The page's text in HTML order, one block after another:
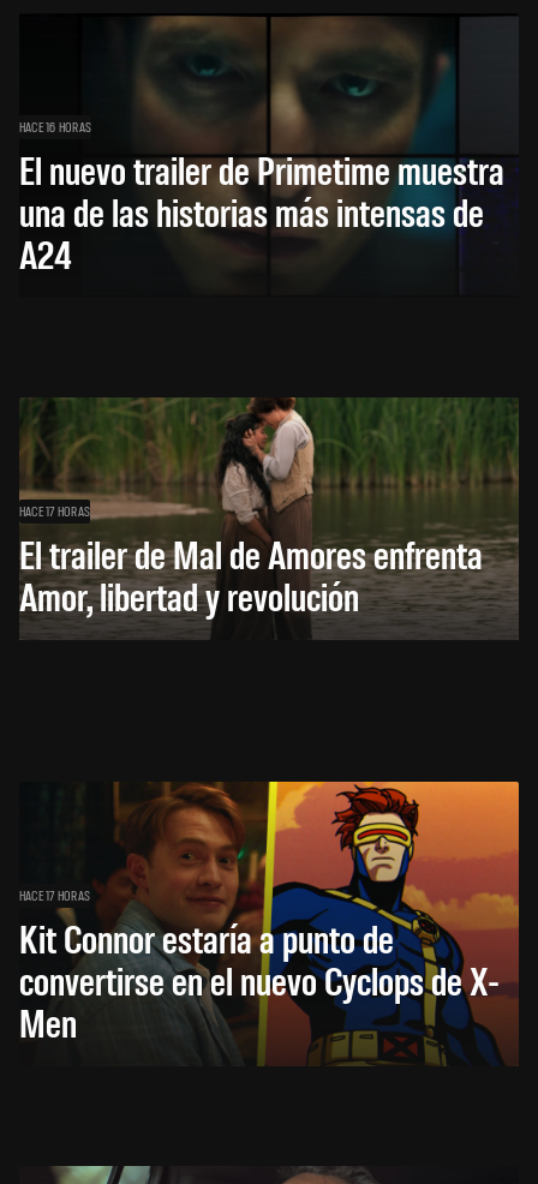
HACE 16 HORAS
El nuevo trailer de Primetime muestra
una de las historias más intensas de
A24
HACE 17 HORAS
El trailer de Mal de Amores enfrenta
Amor, libertad y revolución
HACE 17 HORAS
Kit Connor estaría a punto de
convertirse en el nuevo Cyclops de X-
Men